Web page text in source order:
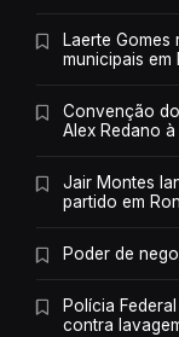
Laerte
municipais em
Convenção
Alex Redano
Jair Montes
partido em
Poder de
Polícia
contra